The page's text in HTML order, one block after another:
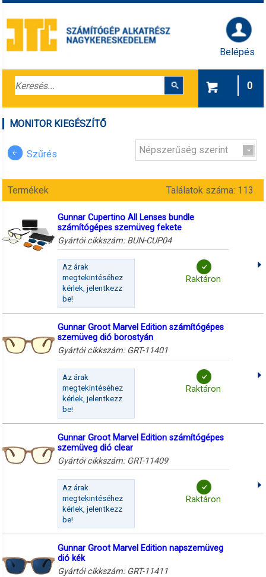
Belépés
0
MONITOR KIEGÉSZÍTŐ
Szűrés Népszerűség szerint
Termékek Találatok száma: 113
Gunnar Cupertino All Lenses bundle
számítógépes szemüveg fekete
Gyártói cikkszám: BUN-CUP04
Az árak
megtekintéséhez
kérlek, jelentkezz
be!
Raktáron
Gunnar Groot Marvel Edition számítógépes
szemüveg dió borostyán
Gyártói cikkszám: GRT-11401
Az árak
megtekintéséhez
kérlek, jelentkezz
be!
Raktáron
Gunnar Groot Marvel Edition számítógépes
szemüveg dió clear
Gyártói cikkszám: GRT-11409
Az árak
megtekintéséhez
kérlek, jelentkezz
be!
Raktáron
Gunnar Groot Marvel Edition napszemüveg
dió kék
Gyártói cikkszám: GRT-11411